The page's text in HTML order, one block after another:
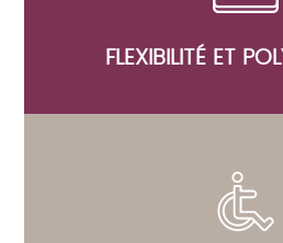
FLEXIBILITÉ ET